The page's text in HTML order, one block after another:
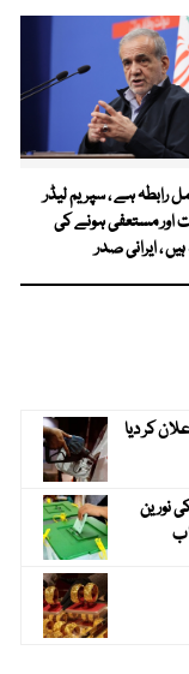
رابطہ ہے ، سپریم لیڈر
اور مستعفی ہونے کی
، ایرانی صدر
کر دیا
(ن) کی نورین